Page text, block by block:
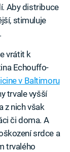
Aby distribuce
stimuluje
vrátit k
Echouffo-
v Baltimoru
trvale vyšší
z nich však
či doma. A
srdce a
trvalého